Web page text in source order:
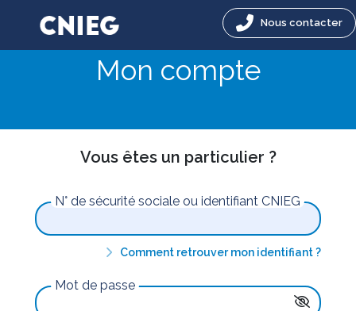
Nous contacter
Mon compte
Vous êtes un particulier ?
N° de sécurité sociale ou identifiant CNIEG
Comment retrouver mon identifiant ?
Mot de passe